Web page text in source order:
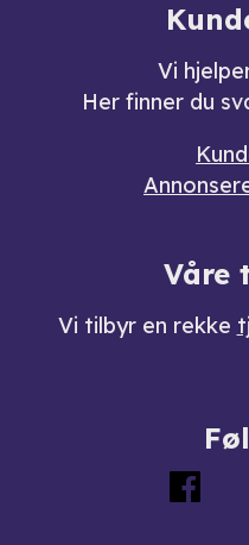
Vi
Her finner du
Våre
Vi tilbyr en rekke